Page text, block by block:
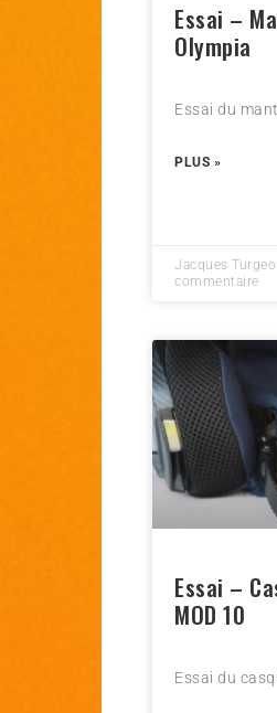
Essai –
Olympia
Essai du
PLUS »
Jacques
commentaire
Essai –
MOD 10
Essai du